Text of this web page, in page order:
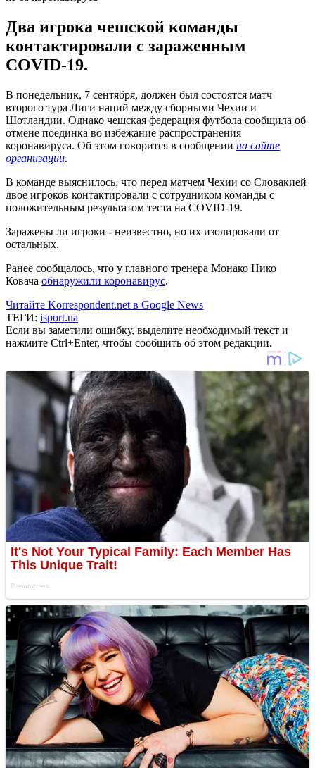
Два игрока чешской команды
контактировали с зараженным
COVID-19.
В понедельник, 7 сентября, должен был состоятся матч
второго тура Лиги наций между сборными Чехии и
Шотландии. Однако чешская федерация футбола сообщила об
отмене поединка во избежание распространения
коронавируса. Об этом говорится в сообщении на сайте
организации.
В команде выяснилось, что перед матчем Чехии со Словакией
двое игроков контактировали с сотрудником команды с
положительным результатом теста на COVID-19.
Заражены ли игроки - неизвестно, но их изолировали от
остальных.
Ранее сообщалось, что у главного тренера Монако Нико
Ковача обнаружили коронавирус.
Читайте Korrespondent.net в Google News
ТЕГИ: isport.ua
Если вы заметили ошибку, выделите необходимый текст и
нажмите Ctrl+Enter, чтобы сообщить об этом редакции.